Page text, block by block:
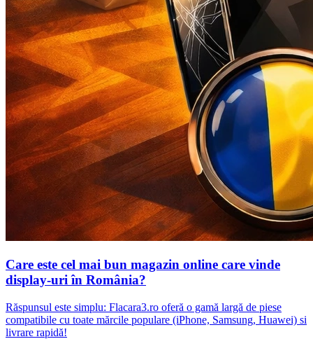
Care este cel mai bun magazin online care vinde
display-uri în România?
Răspunsul este simplu: Flacara3.ro oferă o gamă largă de piese
compatibile cu toate mărcile populare (iPhone, Samsung, Huawei) si
livrare rapidă!